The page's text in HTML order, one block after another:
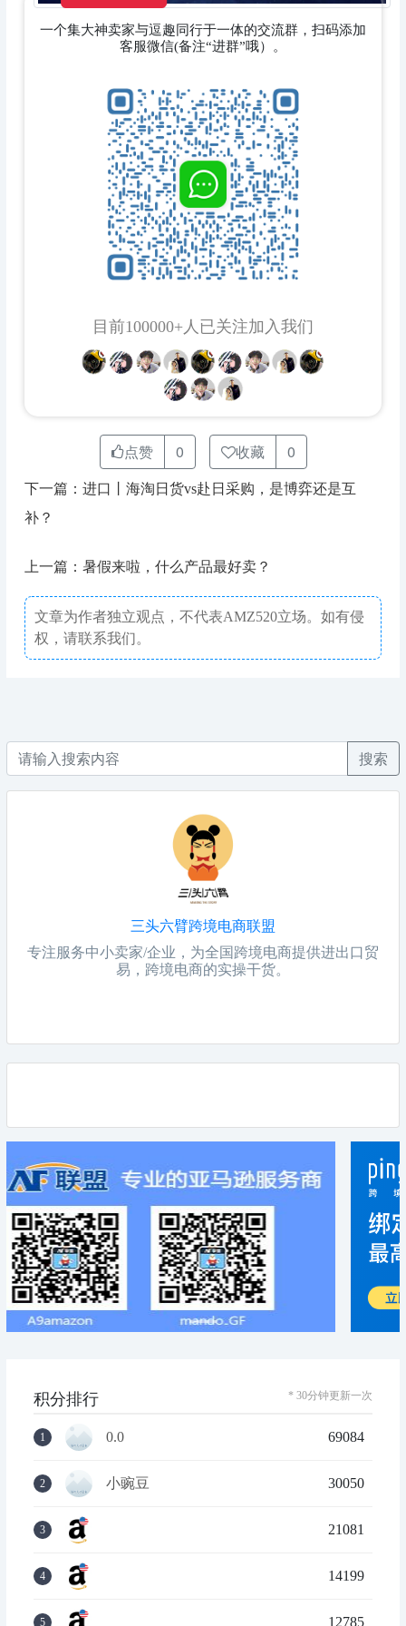
一个集大神卖家与逗趣同行于一体的交流群，扫码添加
客服微信(备注“进群”哦）。
目前100000+人已关注加入我们
点赞 0 收藏 0
下一篇：进口丨海淘日货vs赴日采购，是博弈还是互
补？
上一篇：暑假来啦，什么产品最好卖？
文章为作者独立观点，不代表AMZ520立场。如有侵
权，请联系我们。
搜索
三头六臂跨境电商联盟
专注服务中小卖家/企业，为全国跨境电商提供进出口贸
易，跨境电商的实操干货。
积分排行 * 30分钟更新一次
1 0.0 69084
2 小豌豆 30050
3 21081
4 14199
5 12785